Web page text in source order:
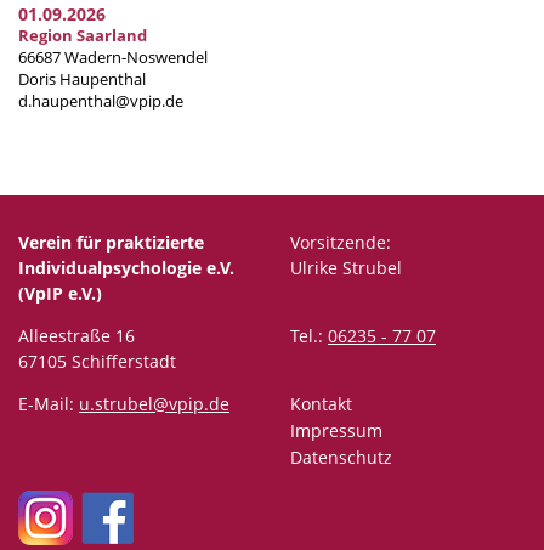
01.09.2026
Region Saarland
66687 Wadern-Noswendel
Doris Haupenthal
d.haupenthal@vpip.de
Verein für praktizierte
Individualpsychologie e.V.
(VpIP e.V.)
Vorsitzende:
Ulrike Strubel
Alleestraße 16
67105 Schifferstadt
Tel.: 06235 - 77 07
E-Mail: u.strubel@vpip.de
Kontakt
Impressum
Datenschutz